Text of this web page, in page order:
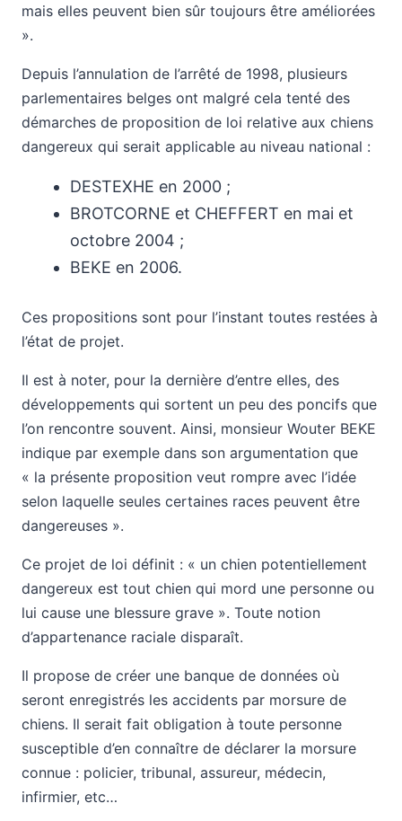
mais elles peuvent bien sûr toujours être améliorées
».
Depuis l’annulation de l’arrêté de 1998, plusieurs
parlementaires belges ont malgré cela tenté des
démarches de proposition de loi relative aux chiens
dangereux qui serait applicable au niveau national :
DESTEXHE en 2000 ;
BROTCORNE et CHEFFERT en mai et
octobre 2004 ;
BEKE en 2006.
Ces propositions sont pour l’instant toutes restées à
l’état de projet.
Il est à noter, pour la dernière d’entre elles, des
développements qui sortent un peu des poncifs que
l’on rencontre souvent. Ainsi, monsieur Wouter BEKE
indique par exemple dans son argumentation que
« la présente proposition veut rompre avec l’idée
selon laquelle seules certaines races peuvent être
dangereuses ».
Ce projet de loi définit : « un chien potentiellement
dangereux est tout chien qui mord une personne ou
lui cause une blessure grave ». Toute notion
d’appartenance raciale disparaît.
Il propose de créer une banque de données où
seront enregistrés les accidents par morsure de
chiens. Il serait fait obligation à toute personne
susceptible d’en connaître de déclarer la morsure
connue : policier, tribunal, assureur, médecin,
infirmier, etc…